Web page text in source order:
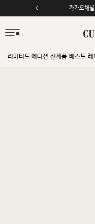
카카오채
모바
리미티드 에디션 신제품 베스트 레